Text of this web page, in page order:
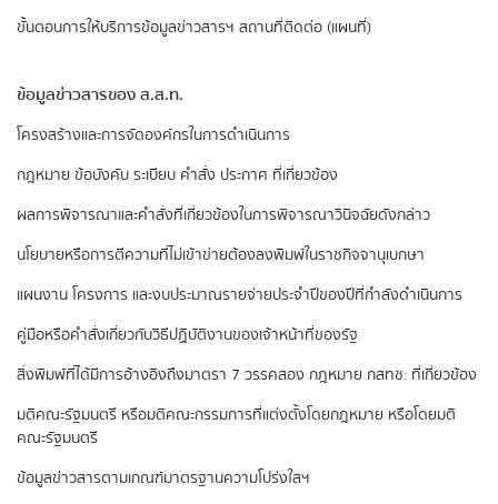
ขั้นตอนการให้บริการข้อมูลข่าวสารฯ สถานที่ติดต่อ (แผนที่)
ข้อมูลข่าวสารของ ส.ส.ท.
​โครงสร้างและการจัดองค์กรในการดำเนินการ
กฎหมาย ข้อบังคับ ระเบียบ คำสั่ง ประกาศ ที่เกี่ยวข้อง
ผลการพิจารณาและคำสั่งที่เกี่ยวข้องในการพิจารณาวินิจฉัยดังกล่าว
นโยบายหรือการตีความที่ไม่เข้าข่ายต้องลงพิมพ์ในราชกิจจานุเบกษา
แผนงาน โครงการ และงบประมาณรายจ่ายประจำปีของปีที่กำลังดำเนินการ
คู่มือหรือคำสั่งเกี่ยวกับวิธีปฏิบัติงานของเจ้าหน้าที่ของรัฐ
สิ่งพิมพ์ที่ได้มีการอ้างอิงถึงมาตรา 7 วรรคสอง กฎหมาย กสทช. ที่เกี่ยวข้อง
มติคณะรัฐมนตรี หรือมติคณะกรรมการที่แต่งตั้งโดยกฎหมาย หรือโดยมติ
คณะรัฐมนตรี
ข้อมูลข่าวสารตามเกณฑ์มาตรฐานความโปร่งใสฯ